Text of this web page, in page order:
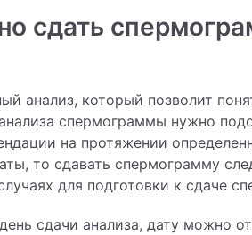
сдать
анализ, который позволит
спермограммы нужно
на протяжении
то сдавать спермограмму
для подготовки к сдаче
сдачи анализа, дату можно